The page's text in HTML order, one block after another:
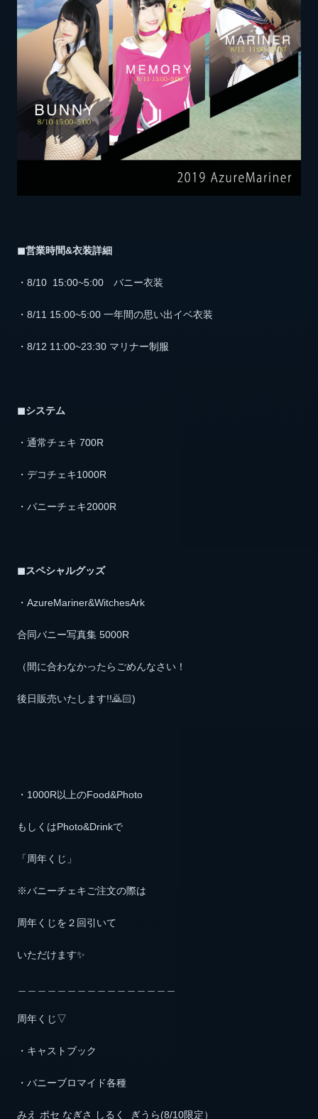
◼︎営業時間&衣装詳細
・8/10 15:00~5:00 バニー衣装
・8/11 15:00~5:00 一年間の思い出イベ衣装
・8/12 11:00~23:30 マリナー制服
◼︎システム
・通常チェキ 700R
・デコチェキ1000R
・バニーチェキ2000R
◼︎スペシャルグッズ
・AzureMariner&WitchesArk
合同バニー写真集 5000R
（間に合わなかったらごめんなさい！
後日販売いたします!!🙇🏻)
・1000R以上のFood&Photo
もしくはPhoto&Drinkで
「周年くじ」
※バニーチェキご注文の際は
周年くじを２回引いて
いただけます✨
周年くじ▽
・キャストブック
・バニーブロマイド各種
みえ ポセ なぎさ しるく ぎうら(8/10限定）